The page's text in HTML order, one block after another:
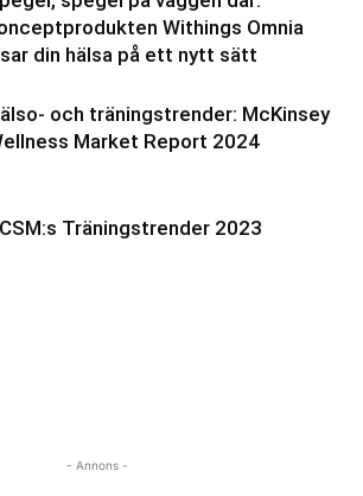
Withings Omnia
din hälsa på ett nytt sätt
och träningstrender: McKinsey
Market Report 2024
Träningstrender 2023
- Annons -